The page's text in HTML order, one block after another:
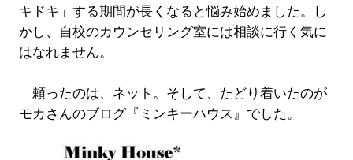
キドキ」する期間が長くなると悩み始めました。し
かし、自校のカウンセリング室には相談に行く気に
はなれません。
頼ったのは、ネット。そして、たどり着いたのが
モカさんのブログ『ミンキーハウス』でした。